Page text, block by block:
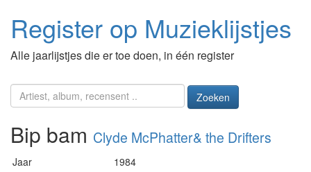
Register op Muzieklijstjes
Alle jaarlijstjes die er toe doen, in één register
Zoeken
Bip bam Clyde McPhatter& the Drifters
Jaar
1984